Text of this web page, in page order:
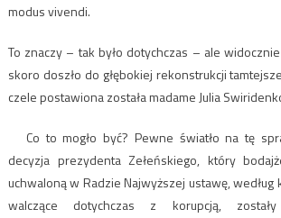
modus vivendi.
To znaczy – tak było dotychczas – ale
skoro doszło do głębokiej rekonstrukcji
czele postawiona została madame Julia
Co to mogło być? Pewne światło na tę
decyzja prezydenta Zełeńskiego, który
uchwaloną w Radzie Najwyższej ustawę,
walczące dotychczas z korupcją, zostały